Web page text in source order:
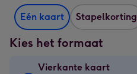
Eén kaart Stapelkorting
Kies het formaat
Vierkante kaart